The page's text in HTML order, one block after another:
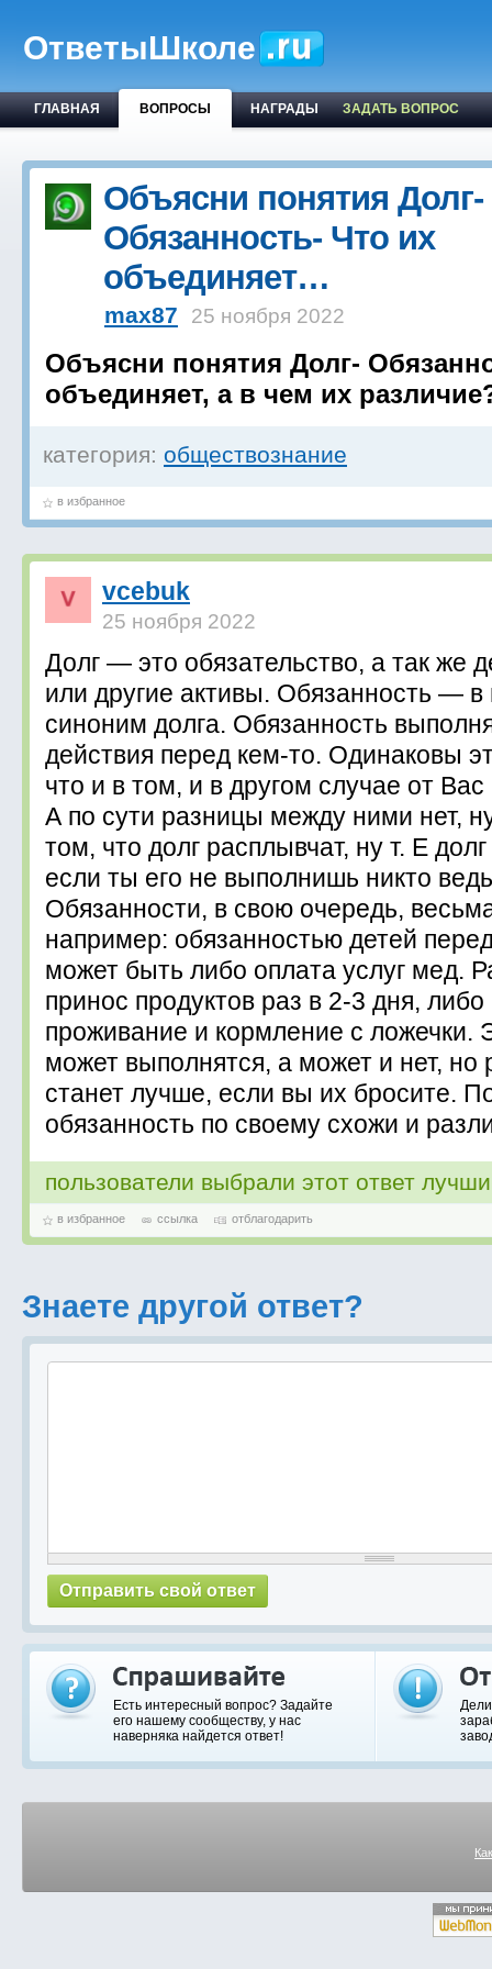
ОтветыШколе
ГЛАВНАЯ ВОПРОСЫ НАГРАДЫ ЗАДАТЬ ВОПРОС
Объясни понятия Долг-
Обязанность- Что их
объединяет…
max87 25 ноября 2022
Объясни понятия Долг-
объединяет, а в чем их
категория: обществознание
в избранное
vcebuk
25 ноября 2022
Долг — это обязательство, а так же
или другие активы. Обязанность —
синоним долга. Обязанность
действия перед кем-то. Одинаковы
что и в том, и в другом случае от
А по сути разницы между ними нет,
том, что долг расплывчат, ну т. Е
если ты его не выполнишь никто
Обязанности, в свою очередь,
например: обязанностью детей
может быть либо оплата услуг мед.
принос продуктов раз в 2-3 дня,
проживание и кормление с ложечки.
может выполнятся, а может и нет, но
станет лучше, если вы их бросите.
обязанность по своему схожи и
пользователи выбрали этот ответ
в избранное ссылка отблагодарить
Знаете другой ответ?
Есть интересный вопрос? Задайте
его нашему сообществу, у нас
наверняка найдется ответ!